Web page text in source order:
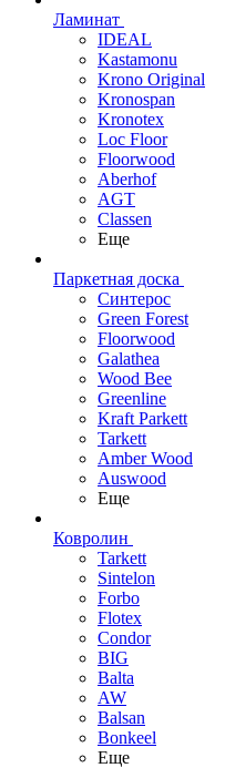
Ламинат
IDEAL
Kastamonu
Krono Original
Kronospan
Kronotex
Loc Floor
Floorwood
Aberhof
AGT
Classen
Еще
Паркетная доска
Синтерос
Green Forest
Floorwood
Galathea
Wood Bee
Greenline
Kraft Parkett
Tarkett
Amber Wood
Auswood
Еще
Ковролин
Tarkett
Sintelon
Forbo
Flotex
Condor
BIG
Balta
AW
Balsan
Bonkeel
Еще